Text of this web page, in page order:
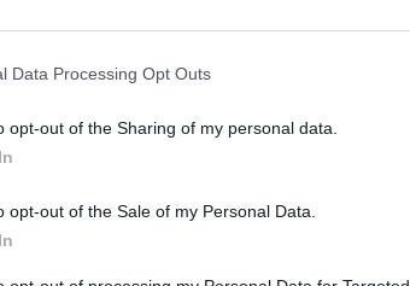
Data Processing Opt Outs
opt-out of the Sharing of my personal data.
opt-out of the Sale of my Personal Data.
Con mensaje
son tendencia este
muy bien la actriz Blanca
del nail art, que apuesta por
agua con símbolos y letras en